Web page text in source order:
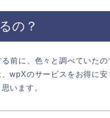
の？
前に、色々と調べていた
wpXのサービスをお得に
います。